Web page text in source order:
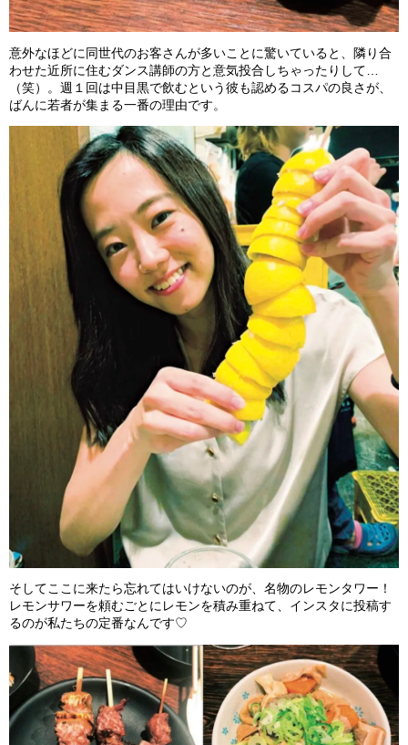
意外なほどに同世代のお客さんが多いことに驚いていると、隣り合
わせた近所に住むダンス講師の方と意気投合しちゃったりして…
（笑）。週１回は中目黒で飲むという彼も認めるコスパの良さが、
ばんに若者が集まる一番の理由です。
そしてここに来たら忘れてはいけないのが、名物のレモンタワー！
レモンサワーを頼むごとにレモンを積み重ねて、インスタに投稿す
るのが私たちの定番なんです♡